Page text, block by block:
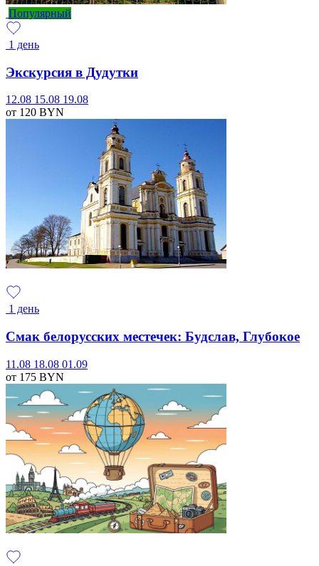
Популярный
1 день
Экскурсия в Дудутки
12.08 15.08 19.08
от 120 BYN
1 день
Смак белорусских местечек: Будслав, Глубокое
11.08 18.08 01.09
от 175 BYN